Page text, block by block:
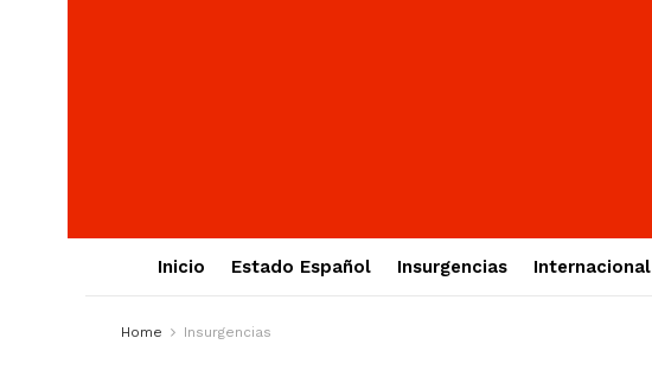
Inicio Estado Español Insurgencias Internacional
Home Insurgencias